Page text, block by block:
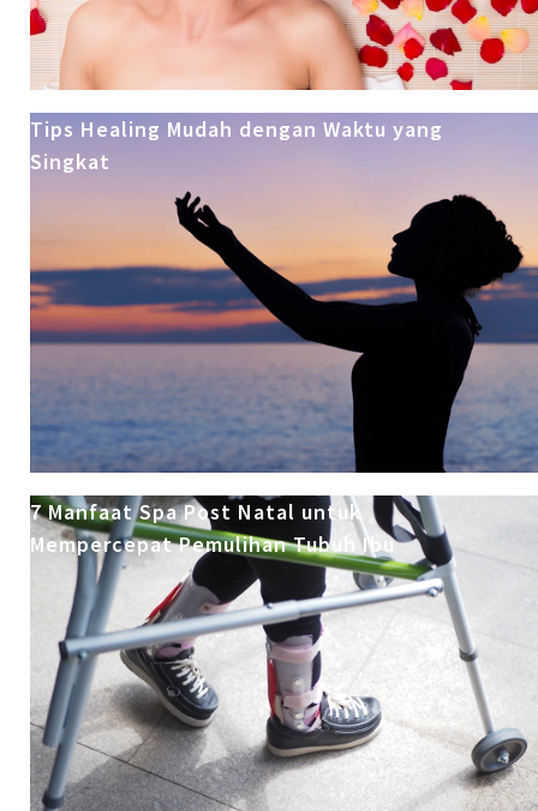
Tips Healing Mudah dengan Waktu yang
Singkat
7 Manfaat Spa Post Natal untuk
Mempercepat Pemulihan Tubuh Ibu